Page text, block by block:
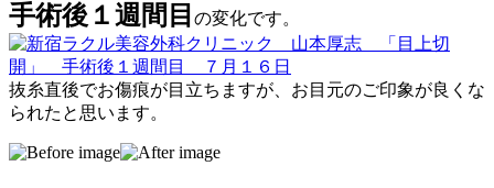
手術後１週間目 の変化です。
抜糸直後でお傷痕が目立ちますが、お目元のご印象が良くな
られたと思います。